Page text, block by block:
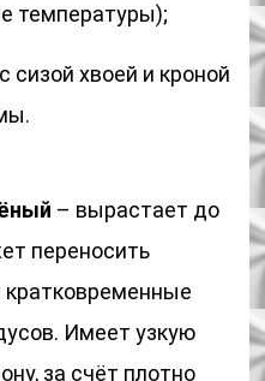
температуры);
хвоей и кроной
– вырастает до
переносить
кратковременные
Имеет узкую
за счёт плотно